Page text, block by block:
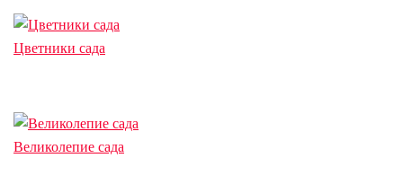
Цветники сада
Великолепие сада